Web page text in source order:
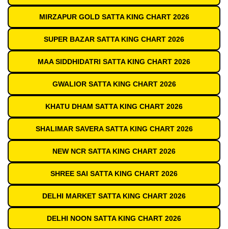
MIRZAPUR GOLD SATTA KING CHART 2026
SUPER BAZAR SATTA KING CHART 2026
MAA SIDDHIDATRI SATTA KING CHART 2026
GWALIOR SATTA KING CHART 2026
KHATU DHAM SATTA KING CHART 2026
SHALIMAR SAVERA SATTA KING CHART 2026
NEW NCR SATTA KING CHART 2026
SHREE SAI SATTA KING CHART 2026
DELHI MARKET SATTA KING CHART 2026
DELHI NOON SATTA KING CHART 2026